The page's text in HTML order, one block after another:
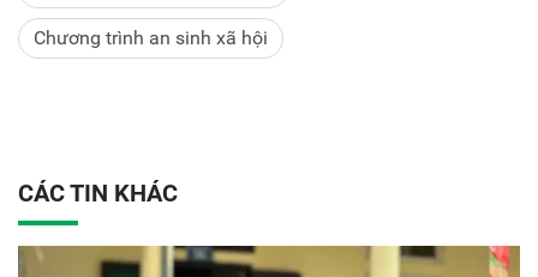
Chương trình an sinh xã hội
CÁC TIN KHÁC